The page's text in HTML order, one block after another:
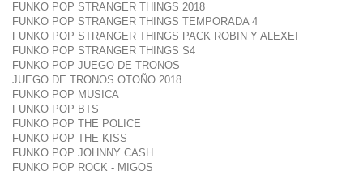
FUNKO POP STRANGER THINGS 2018
FUNKO POP STRANGER THINGS TEMPORADA 4
FUNKO POP STRANGER THINGS PACK ROBIN Y ALEXEI
FUNKO POP STRANGER THINGS S4
FUNKO POP JUEGO DE TRONOS
JUEGO DE TRONOS OTOÑO 2018
FUNKO POP MUSICA
FUNKO POP BTS
FUNKO POP THE POLICE
FUNKO POP THE KISS
FUNKO POP JOHNNY CASH
FUNKO POP ROCK - MIGOS